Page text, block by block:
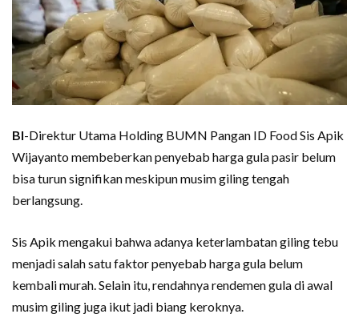
BI-Direktur Utama Holding BUMN Pangan ID Food Sis Apik
Wijayanto membeberkan penyebab harga gula pasir belum
bisa turun signifikan meskipun musim giling tengah
berlangsung.
Sis Apik mengakui bahwa adanya keterlambatan giling tebu
menjadi salah satu faktor penyebab harga gula belum
kembali murah. Selain itu, rendahnya rendemen gula di awal
musim giling juga ikut jadi biang keroknya.